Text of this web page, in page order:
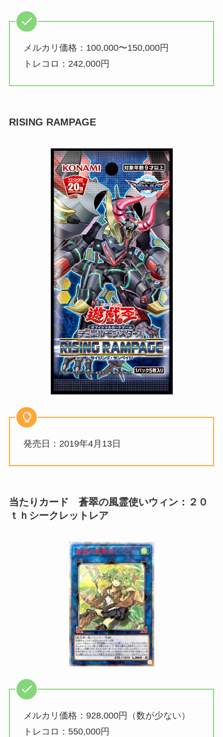
メルカリ価格：100,000〜150,000円
トレコロ：242,000円
RISING RAMPAGE
発売日：2019年4月13日
当たりカード 蒼翠の風霊使いウィン：２０
ｔｈシークレットレア
メルカリ価格：928,000円（数が少ない）
トレコロ：550,000円